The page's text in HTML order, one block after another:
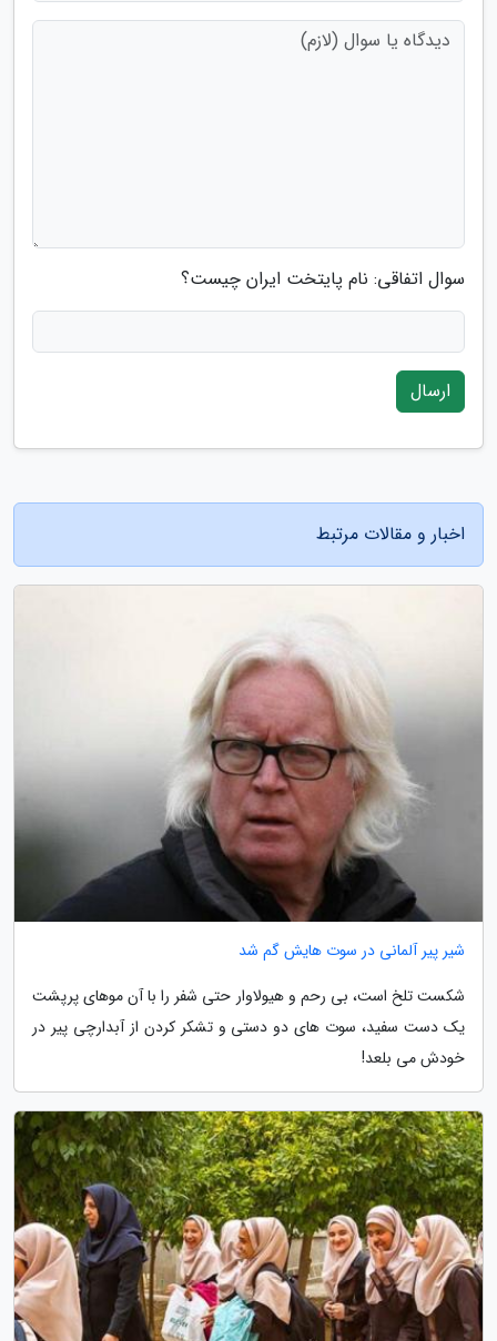
سوال اتفاقی: نام پایتخت ایران چیست؟
ارسال
اخبار و مقالات مرتبط
شیر پیر آلمانی در سوت هایش گم شد
شکست تلخ است، بی رحم و هیولاوار حتی شفر را با آن موهای پرپشت
یک دست سفید، سوت های دو دستی و تشکر کردن از آبدارچی پیر در
خودش می بلعد!